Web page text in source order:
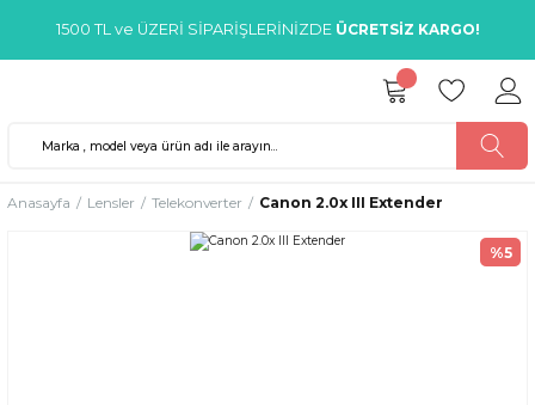
1500 TL ve ÜZERİ SİPARİŞLERİNİZDE ÜCRETSİZ KARGO!
Anasayfa Lensler Telekonverter Canon 2.0x III Extender
%5